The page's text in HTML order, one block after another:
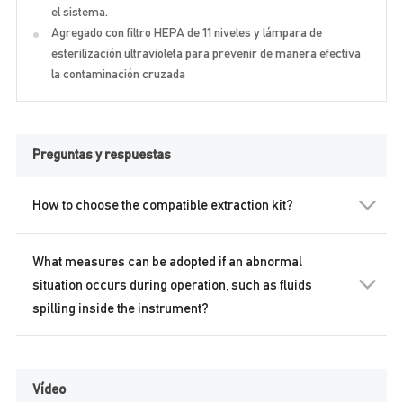
el sistema.
Agregado con filtro HEPA de 11 niveles y lámpara de
esterilización ultravioleta para prevenir de manera efectiva
la contaminación cruzada
Preguntas y respuestas
How to choose the compatible extraction kit?
What measures can be adopted if an abnormal
situation occurs during operation, such as fluids
spilling inside the instrument?
Vídeo